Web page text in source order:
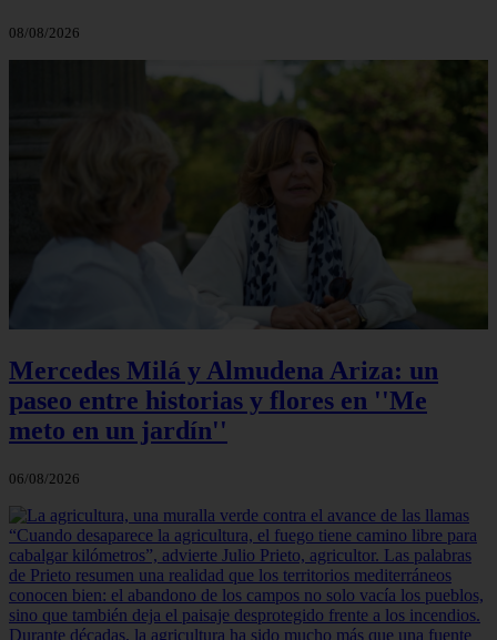
08/08/2026
Mercedes Milá y Almudena Ariza: un
paseo entre historias y flores en ''Me
meto en un jardín''
06/08/2026